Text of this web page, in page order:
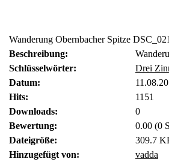
Wanderung Obernbacher Spitze
Beschreibung:
Schlüsselwörter:
Drei
Datum:
Hits:
1151
Downloads:
0
Bewertung:
0.00 (0
Dateigröße:
309.7
Hinzugefügt von:
vadda